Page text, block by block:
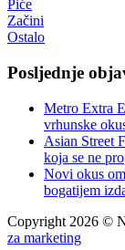
Piće
Začini
Ostalo
Posljednje
Metro Extra
vrhunske
Asian Street
koja se ne
Novi okus
bogatijem
Copyright 2026 ©
za marketing